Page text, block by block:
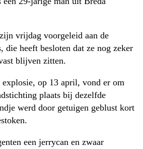
vrijdag voorgeleid aan de
die heeft besloten dat ze nog zeker
blijven zitten.
explosie, op 13 april, vond er om
plaats bij dezelfde
werd door getuigen geblust kort
een jerrycan en zwaar